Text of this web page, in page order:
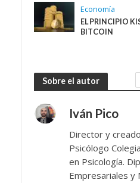
Economía
EL PRINCIPIO
BITCOIN
Sobre el autor
Iván Pico
Director y
Psicólogo
en Psicología.
Empresariales y